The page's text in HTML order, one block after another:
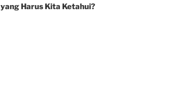
yang Harus Kita Ketahui?